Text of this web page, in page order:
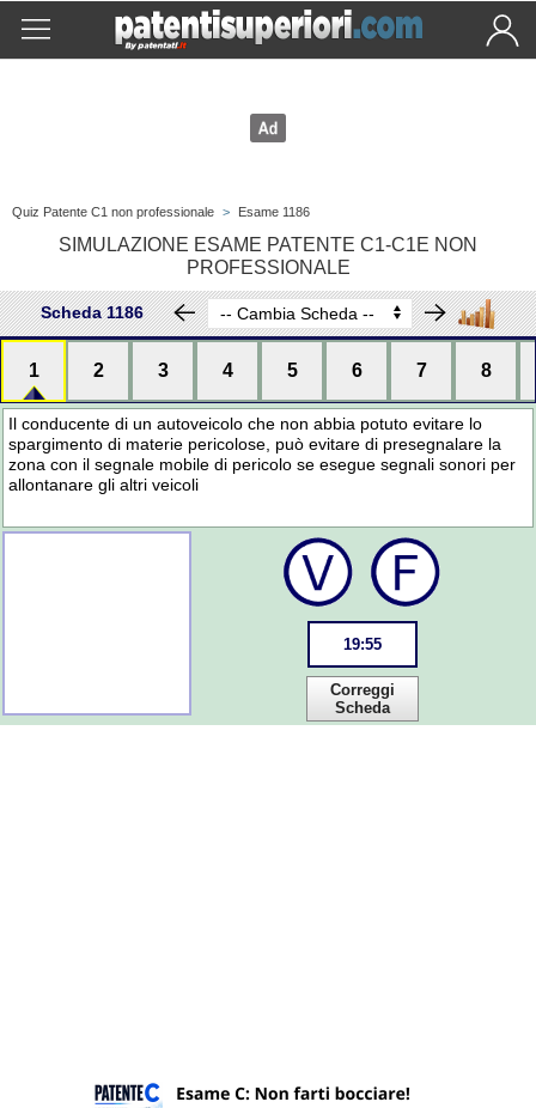
Quiz Patente C1 non professionale > Esame 1186
SIMULAZIONE ESAME PATENTE C1-C1E NON
PROFESSIONALE
Scheda 1186
1 2 3 4 5 6 7 8
Il conducente di un autoveicolo che non abbia potuto evitare lo
spargimento di materie pericolose, può evitare di presegnalare la
zona con il segnale mobile di pericolo se esegue segnali sonori per
allontanare gli altri veicoli
19:55
Correggi
Scheda